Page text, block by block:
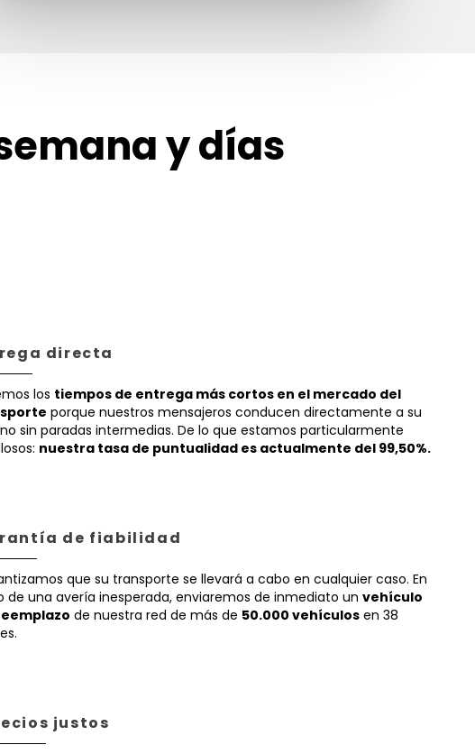
y días
directa
los tiempos de entrega más cortos en el mercado del
porque nuestros mensajeros conducen directamente a su
sin paradas intermedias. De lo que estamos particularmente
nuestra tasa de puntualidad es actualmente del 99,50%.
de fiabilidad
que su transporte se llevará a cabo en cualquier caso. En
de una avería inesperada, enviaremos de inmediato un vehículo
de nuestra red de más de 50.000 vehículos en 38
justos